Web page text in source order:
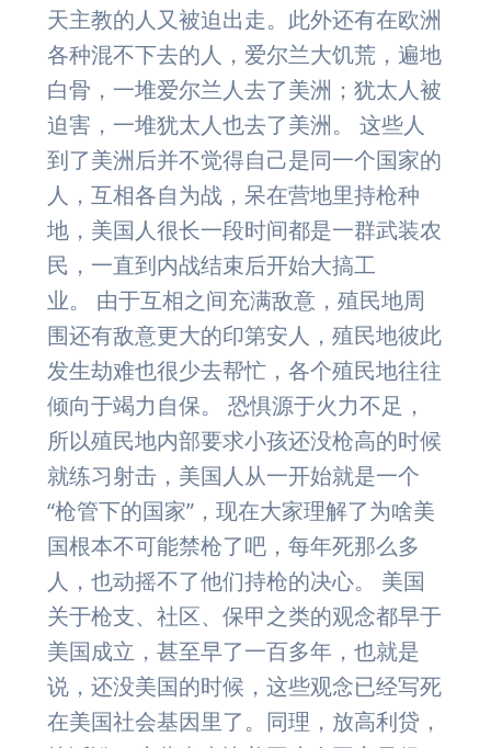
天主教的人又被迫出走。此外还有在欧洲
各种混不下去的人，爱尔兰大饥荒，遍地
白骨，一堆爱尔兰人去了美洲；犹太人被
迫害，一堆犹太人也去了美洲。 这些人
到了美洲后并不觉得自己是同一个国家的
人，互相各自为战，呆在营地里持枪种
地，美国人很长一段时间都是一群武装农
民，一直到内战结束后开始大搞工
业。 由于互相之间充满敌意，殖民地周
围还有敌意更大的印第安人，殖民地彼此
发生劫难也很少去帮忙，各个殖民地往往
倾向于竭力自保。 恐惧源于火力不足，
所以殖民地内部要求小孩还没枪高的时候
就练习射击，美国人从一开始就是一个
“枪管下的国家”，现在大家理解了为啥美
国根本不可能禁枪了吧，每年死那么多
人，也动摇不了他们持枪的决心。 美国
关于枪支、社区、保甲之类的观念都早于
美国成立，甚至早了一百多年，也就是
说，还没美国的时候，这些观念已经写死
在美国社会基因里了。同理，放高利贷，